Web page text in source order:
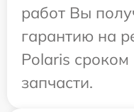
работ Вы
гарантию на
Polaris
запчасти.